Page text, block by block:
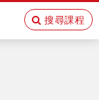
搜尋課程